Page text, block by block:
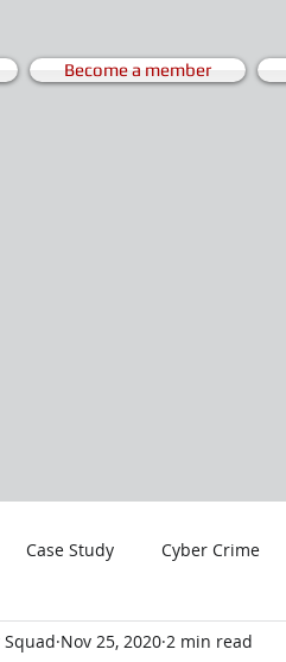
Become a member
Case Study Cyber Crime
Nov 25, 2020 2 min read